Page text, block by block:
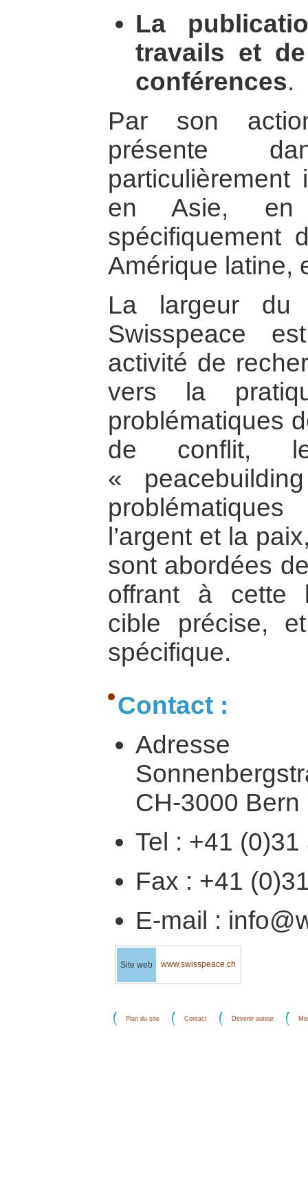
La
travails et
conférences.
Par son
présente
particulièrement
en Asie,
spécifiquement
Amérique latine,
La largeur du
Swisspeace
activité de
vers la
problématiques
de conflit,
«
l’argent et la
sont abordées
offrant à cette
cible précise,
spécifique.
Contact :
Adresse
CH-3000 Bern
Tel : +41
Fax : +41
E-mail :
Site web www.swisspeace.ch
Plan du site Contact Devenir auteur